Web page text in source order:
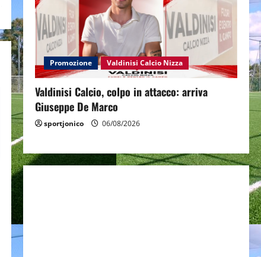
Promozione Valdinisi Calcio Nizza
Valdinisi Calcio, colpo in attacco: arriva
Giuseppe De Marco
sportjonico 06/08/2026